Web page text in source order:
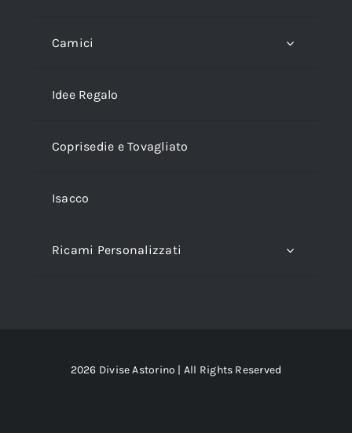
Camici
Idee Regalo
Coprisedie e Tovagliato
Isacco
Ricami Personalizzati
2026 Divise Astorino | All Rights Reserved